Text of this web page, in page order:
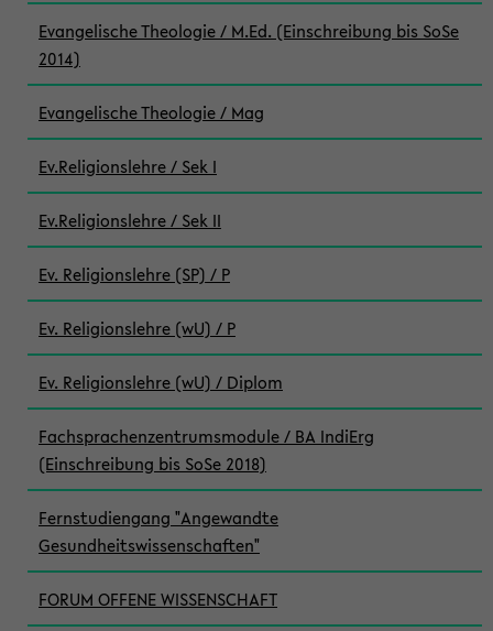
Evangelische Theologie / M.Ed. (Einschreibung bis SoSe
2014)
Evangelische Theologie / Mag
Ev.Religionslehre / Sek I
Ev.Religionslehre / Sek II
Ev. Religionslehre (SP) / P
Ev. Religionslehre (wU) / P
Ev. Religionslehre (wU) / Diplom
Fachsprachenzentrumsmodule / BA IndiErg
(Einschreibung bis SoSe 2018)
Fernstudiengang "Angewandte
Gesundheitswissenschaften"
FORUM OFFENE WISSENSCHAFT